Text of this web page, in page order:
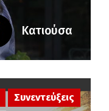
Κατιούσα
Συνεντεύξεις